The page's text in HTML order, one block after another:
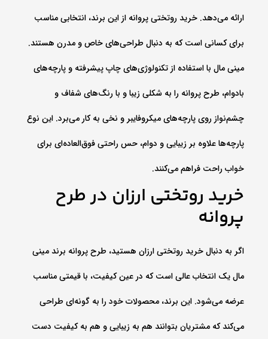
ارائه می‌دهد. خرید روتختی پروانه از این برند، انتخابی مناسب
برای کسانی است که به دنبال طراحی‌های خاص و مدرن هستند.
مینی مال با استفاده از تکنولوژی‌های چاپ پیشرفته و پارچه‌های
بادوام، طرح پروانه را به شکلی زیبا و با رنگ‌های شفاف و
چشم‌نواز روی پارچه‌های میکروفایبر و نخی به کار می‌برد. این نوع
پارچه‌ها علاوه بر زیبایی و دوام، حس راحتی فوق‌العاده‌ای برای
خواب راحت فراهم می‌کنند.
خرید روتختی ارزان در طرح
پروانه
اگر به دنبال خرید روتختی ارزان هستید، طرح پروانه برند مینی
مال یک انتخاب عالی است که در عین کیفیت، با قیمتی مناسب
عرضه می‌شود. این برند، محصولات خود را به گونه‌ای طراحی
می‌کند که مشتریان بتوانند هم به زیبایی و هم به کیفیت دست